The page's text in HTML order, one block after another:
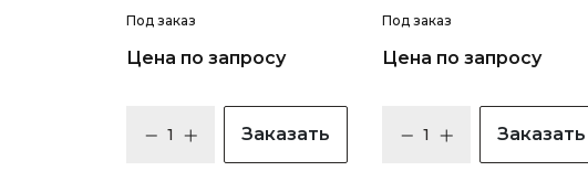
Под заказ
Цена по запросу
Заказать
Под заказ
Цена по запросу
Заказать